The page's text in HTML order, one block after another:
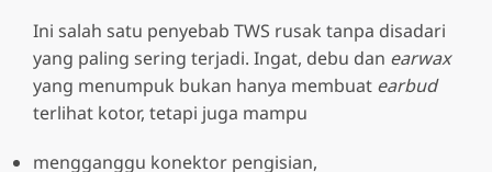
Ini salah satu penyebab TWS rusak tanpa disadari
yang paling sering terjadi. Ingat, debu dan earwax
yang menumpuk bukan hanya membuat earbud
terlihat kotor, tetapi juga mampu
mengganggu konektor pengisian,